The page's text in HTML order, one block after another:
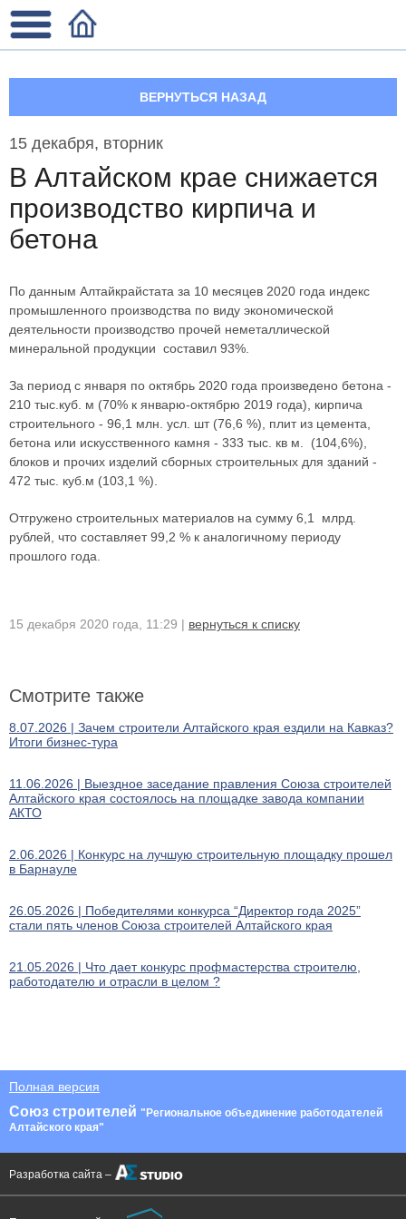
ВЕРНУТЬСЯ НАЗАД
15 декабря, вторник
В Алтайском крае снижается
производство кирпича и
бетона
По данным Алтайкрайстата за 10 месяцев 2020 года индекс
промышленного производства по виду экономической
деятельности производство прочей неметаллической
минеральной продукции составил 93%.
За период с января по октябрь 2020 года произведено бетона -
210 тыс.куб. м (70% к январю-октябрю 2019 года), кирпича
строительного - 96,1 млн. усл. шт (76,6 %), плит из цемента,
бетона или искусственного камня - 333 тыс. кв м. (104,6%),
блоков и прочих изделий сборных строительных для зданий -
472 тыс. куб.м (103,1 %).
Отгружено строительных материалов на сумму 6,1 млрд.
рублей, что составляет 99,2 % к аналогичному периоду
прошлого года.
15 декабря 2020 года, 11:29 | вернуться к списку
Смотрите также
8.07.2026 | Зачем строители Алтайского края ездили на Кавказ?
Итоги бизнес-тура
11.06.2026 | Выездное заседание правления Союза строителей
Алтайского края состоялось на площадке завода компании
АКТО
2.06.2026 | Конкурс на лучшую строительную площадку прошел
в Барнауле
26.05.2026 | Победителями конкурса “Директор года 2025”
стали пять членов Союза строителей Алтайского края
21.05.2026 | Что дает конкурс профмастерства строителю,
работодателю и отрасли в целом ?
Полная версия
Союз строителей "Региональное объединение работодателей
Алтайского края"
Разработка сайта –